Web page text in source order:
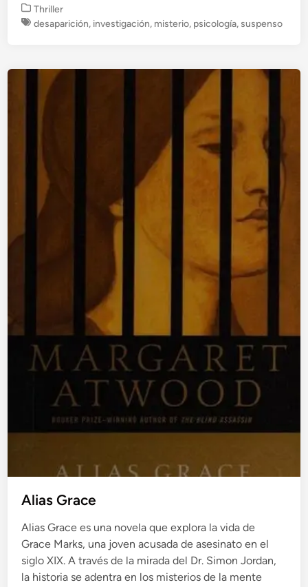
P
u
i
Thriller
desaparición, investigación, misterio, psicología,suspenso
Alias Grace
Alias Grace es una novela que explora la vida de
Grace Marks, una joven acusada de asesinato en el
siglo XIX. A través de la mirada del Dr. Simon Jordan,
la historia se adentra en los misterios de la mente